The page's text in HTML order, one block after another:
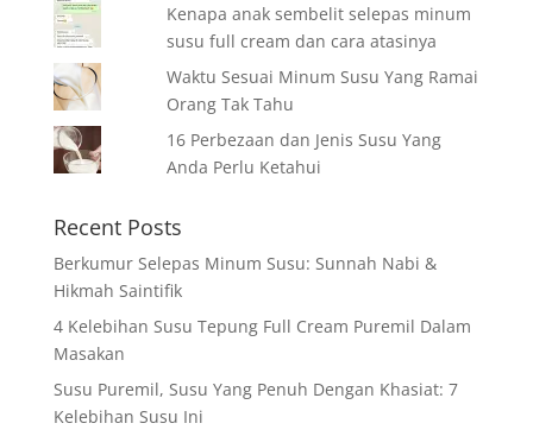
Kenapa anak sembelit selepas minum
susu full cream dan cara atasinya
Waktu Sesuai Minum Susu Yang Ramai
Orang Tak Tahu
16 Perbezaan dan Jenis Susu Yang
Anda Perlu Ketahui
Recent Posts
Berkumur Selepas Minum Susu: Sunnah Nabi &
Hikmah Saintifik
4 Kelebihan Susu Tepung Full Cream Puremil Dalam
Masakan
Susu Puremil, Susu Yang Penuh Dengan Khasiat: 7
Kelebihan Susu Ini